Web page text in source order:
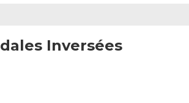
Inversées